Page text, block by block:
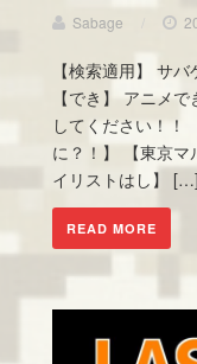
Sabage
【検索適用】 サ
【でき】 アニメ
してください！！
に？！】 【東京
イリストはし】 […]
READ MORE